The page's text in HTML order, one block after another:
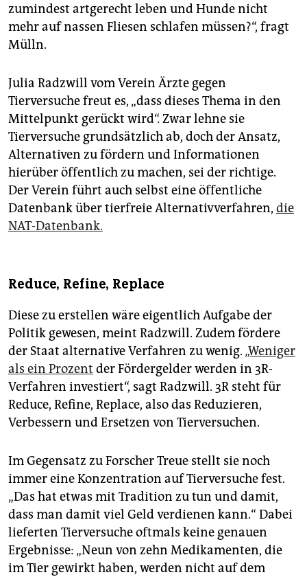
zumindest artgerecht leben und Hunde nicht
mehr auf nassen Fliesen schlafen müssen?“, fragt
Mülln.
Julia Radzwill vom Verein Ärzte gegen
Tierversuche freut es, „dass dieses Thema in den
Mittelpunkt gerückt wird“. Zwar lehne sie
Tierversuche grundsätzlich ab, doch der Ansatz,
Alternativen zu fördern und Informationen
hierüber öffentlich zu machen, sei der richtige.
Der Verein führt auch selbst eine öffentliche
Datenbank über tierfreie Alternativverfahren, die
NAT-Datenbank.
Reduce, Refine, Replace
Diese zu erstellen wäre eigentlich Aufgabe der
Politik gewesen, meint Radzwill. Zudem fördere
der Staat alternative Verfahren zu wenig. „Weniger
als ein Prozent der Fördergelder werden in 3R-
Verfahren investiert“, sagt Radzwill. 3R steht für
Reduce, Refine, Replace, also das Reduzieren,
Verbessern und Ersetzen von Tierversuchen.
Im Gegensatz zu Forscher Treue stellt sie noch
immer eine Konzentration auf Tierversuche fest.
„Das hat etwas mit Tradition zu tun und damit,
dass man damit viel Geld verdienen kann.“ Dabei
lieferten Tierversuche oftmals keine genauen
Ergebnisse: „Neun von zehn Medikamenten, die
im Tier gewirkt haben, werden nicht auf dem